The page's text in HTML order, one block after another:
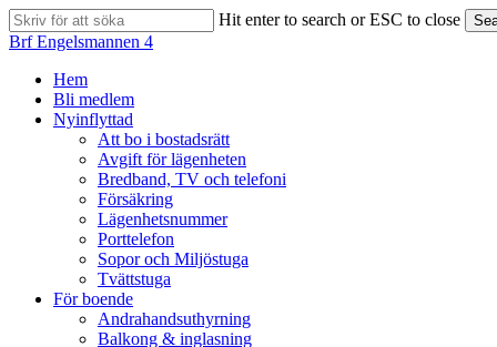
Skip
to
content
Hit enter to search or ESC to close
Close
Brf Engelsmannen 4
search
Menu
Hem
Bli medlem
Nyinflyttad
Att bo i bostadsrätt
Avgift för lägenheten
Bredband, TV och telefoni
Försäkring
Lägenhetsnummer
Porttelefon
Sopor och Miljöstuga
Tvättstuga
För boende
Andrahandsuthyrning
Balkong & inglasning